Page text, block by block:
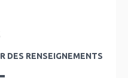
DES RENSEIGNEMENTS